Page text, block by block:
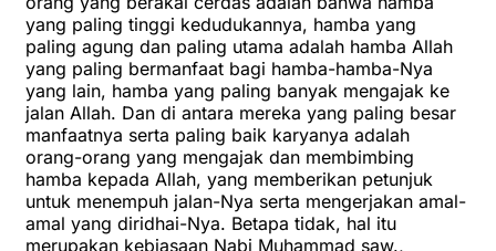
yang paling tinggi kedudukannya, hamba yang
paling agung dan paling utama adalah hamba Allah
yang paling bermanfaat bagi hamba-hamba-Nya
yang lain, hamba yang paling banyak mengajak ke
jalan Allah. Dan di antara mereka yang paling besar
manfaatnya serta paling baik karyanya adalah
orang-orang yang mengajak dan membimbing
hamba kepada Allah, yang memberikan petunjuk
untuk menempuh jalan-Nya serta mengerjakan amal-
amal yang diridhai-Nya. Betapa tidak, hal itu
merupakan kebiasaan Nabi Muhammad saw.,